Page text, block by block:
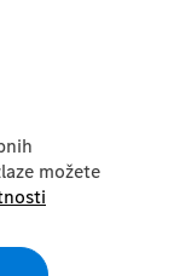
možete